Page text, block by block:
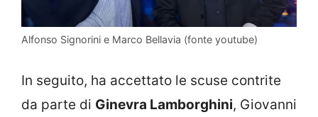
Alfonso Signorini e Marco Bellavia (fonte youtube)
In seguito, ha accettato le scuse contrite
da parte di Ginevra Lamborghini, Giovanni